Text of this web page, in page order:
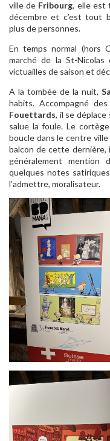
ville de Fribourg, elle est
décembre et c’est tout
plus de personnes.
En temps normal (hors
marché de la St-
victuailles de saison et
A la tombée de la nuit,
habits. Accompagné
Fouettards, il se
salue la foule. Le
boucle dans le centre
balcon de cette dernière,
généralement mention
quelques notes
l’admettre, moralisateur.